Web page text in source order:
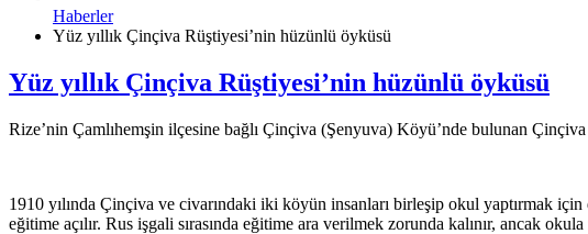
Haberler
Yüz yıllık Çinçiva Rüştiyesi’nin hüzünlü öyküsü
Yüz yıllık Çinçiva Rüştiyesi’nin hüzünlü öyküsü
Rize’nin Çamlıhemşin ilçesine bağlı Çinçiva (Şenyuva) Köyü’nde bulunan
1910 yılında Çinçiva ve civarındaki iki köyün insanları birleşip okul yaptırmak
eğitime açılır. Rus işgali sırasında eğitime ara verilmek zorunda kalınır, ancak